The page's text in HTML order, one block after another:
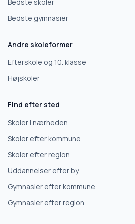
10. klasse
Erhvervsuddannelse
Videregående uddannelse
Bedste gymnasier
Andre skoleformer
Efterskole og 10. klasse
Højskoler
Find efter sted
Skoler i nærheden
Skoler efter kommune
Skoler efter region
Uddannelser efter by
Gymnasier efter kommune
Gymnasier efter region